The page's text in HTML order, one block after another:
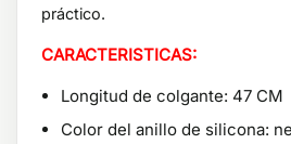
práctico.
CARACTERISTICAS:
Longitud de colgante: 47 CM
Color del anillo de silicona: